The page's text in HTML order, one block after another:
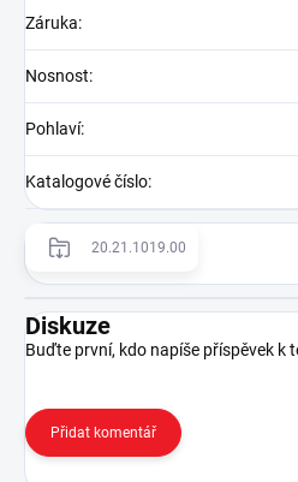
Záruka:
Nosnost:
Pohlaví:
Katalogové číslo:
20.21.1019.00
Diskuze
Buďte první, kdo napíše příspěvek k
Přidat komentář